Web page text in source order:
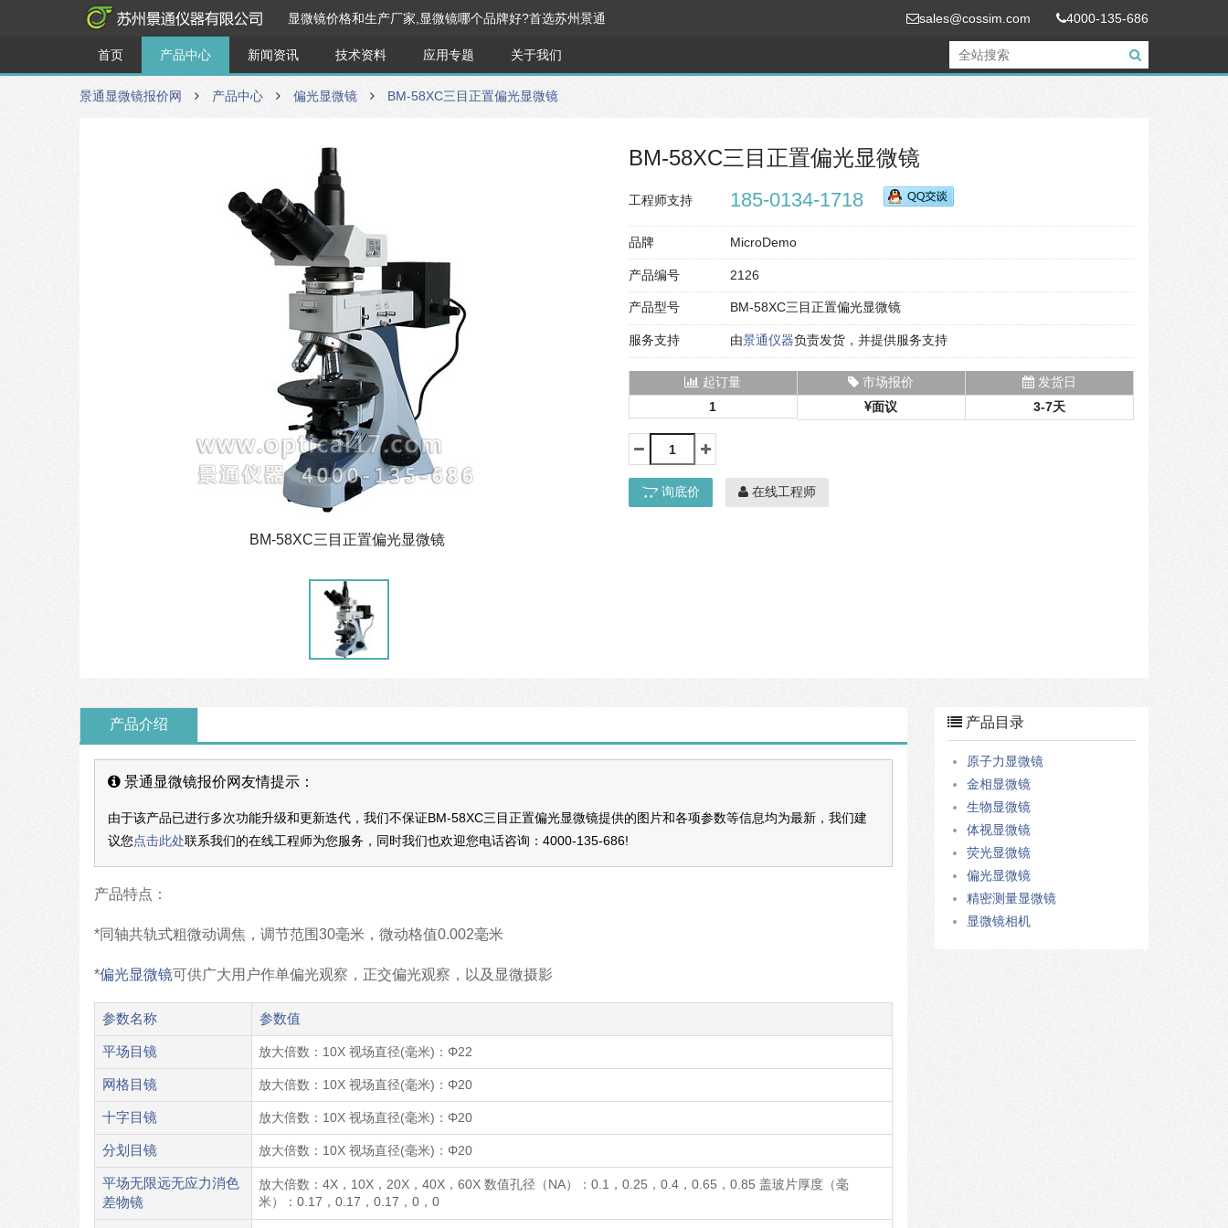
显微镜价格和生产厂家,显微镜哪个品牌好?首选苏州景通 sales@cossim.com 4000-135-686
首页 产品中心 新闻资讯 技术资料 应用专题 关于我们
景通显微镜报价网 产品中心 偏光显微镜 BM-58XC三目正置偏光显微镜
BM-58XC三目正置偏光显微镜
BM-58XC三目正置偏光显微镜
工程师支持 185-0134-1718
品牌 MicroDemo
产品编号 2126
产品型号 BM-58XC三目正置偏光显微镜
服务支持 由景通仪器负责发货，并提供服务支持
起订量 市场报价
发货日
1
面议 3-7天
询底价 在线工程师
产品介绍
景通显微镜报价网友情提示：
由于该产品已进行多次功能升级和更新迭代，我们不保证BM-58XC三目正置偏光显微镜提供的图片和各项参数等信息均为最新，我们建
议您点击此处联系我们的在线工程师为您服务，同时我们也欢迎您电话咨询：4000-135-686!
产品特点：
*同轴共轨式粗微动调焦，调节范围30毫米，微动格值0.002毫米
*偏光显微镜可供广大用户作单偏光观察，正交偏光观察，以及显微摄影
参数名称 参数值
平场目镜 放大倍数：10X 视场直径(毫米)：Φ22
网格目镜 放大倍数：10X 视场直径(毫米)：Φ20
十字目镜 放大倍数：10X 视场直径(毫米)：Φ20
分划目镜 放大倍数：10X 视场直径(毫米)：Φ20
平场无限远无应力消色
差物镜
放大倍数：4X，10X，20X，40X，60X 数值孔径（NA）：0.1，0.25，0.4，0.65，0.85 盖玻片厚度（毫
米）：0.17，0.17，0.17，0，0
产品目录
原子力显微镜
金相显微镜
生物显微镜
体视显微镜
荧光显微镜
偏光显微镜
精密测量显微镜
显微镜相机